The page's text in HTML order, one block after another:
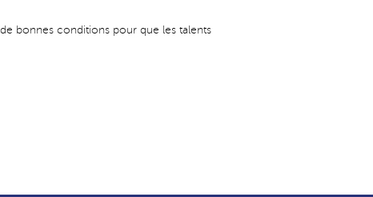
bonnes conditions pour que les talents